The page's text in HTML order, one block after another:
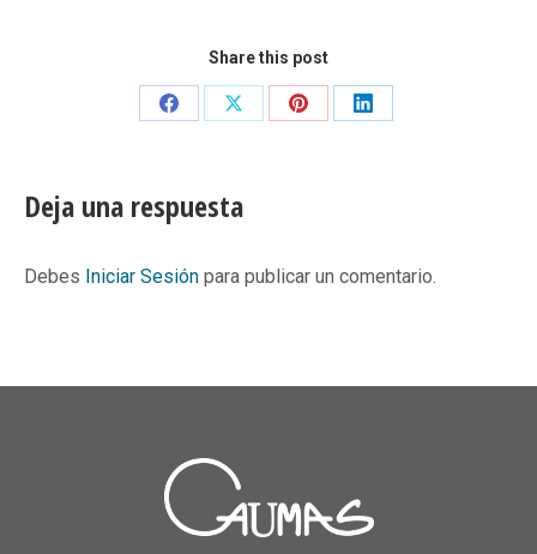
Share this post
Share
Share
Share
Share
Deja una respuesta
Debes Iniciar Sesión para publicar un comentario.